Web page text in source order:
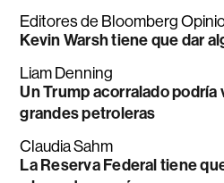
Editores de Bloomberg
Kevin Warsh tiene que dar
Liam Denning
Un Trump acorralado
grandes petroleras
Claudia Sahm
La Reserva Federal tiene